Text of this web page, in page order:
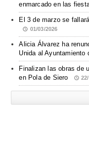
enmarcado en las
El 3 de marzo se
01/03/2026
Alicia Álvarez ha
Unida al Ayuntamiento
Finalizan las obras de
en Pola de Siero